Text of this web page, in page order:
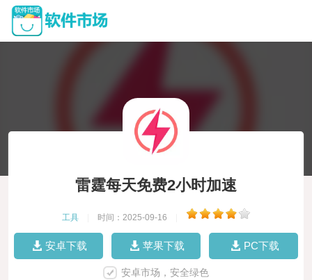
雷霆每天免费2小时加速
工具 时间：2025-09-16
安卓下载 苹果下载 PC下载
安卓市场，安全绿色